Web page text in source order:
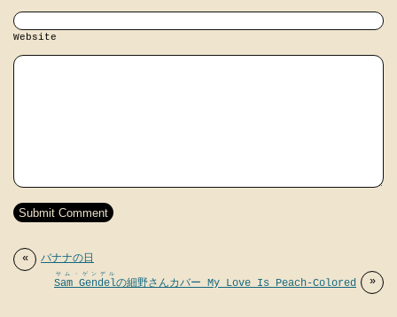
Website
«
バナナの日
Sam Gendel
サム・ゲンデル
の細野さんカバー My Love Is Peach-Colored »